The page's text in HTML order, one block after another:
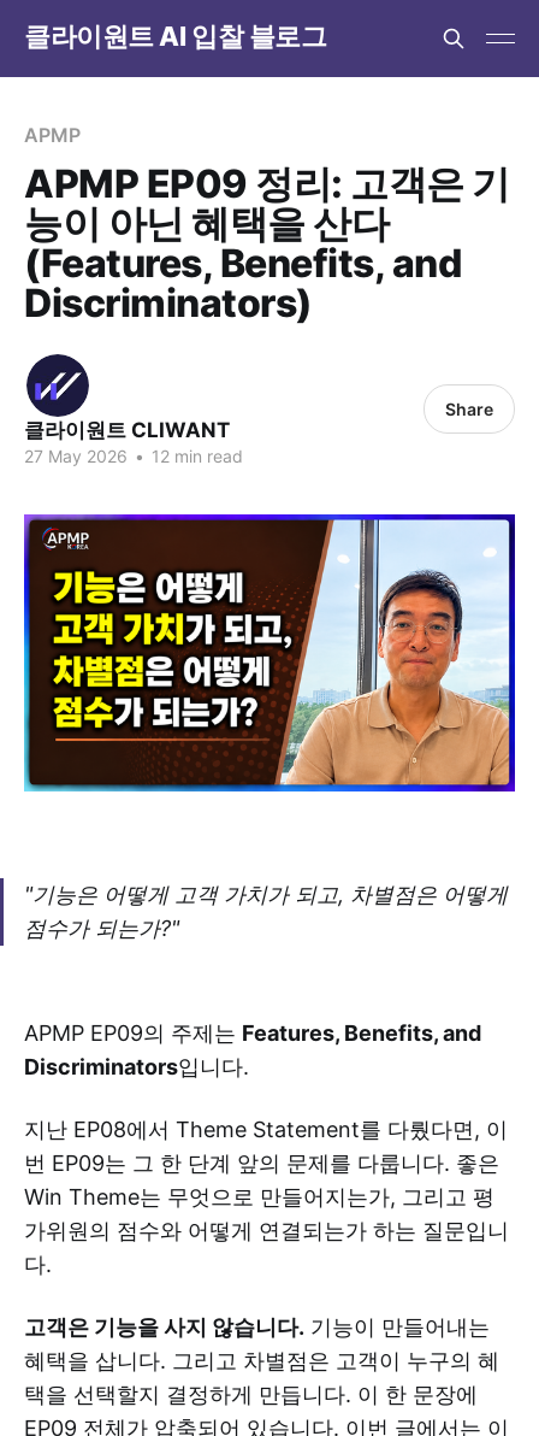
클라이원트 AI 입찰 블로그
APMP
APMP EP09 정리: 고객은 기
능이 아닌 혜택을 산다
(Features, Benefits, and
Discriminators)
클라이원트 CLIWANT
27 May 2026 • 12 min read
Share
"기능은 어떻게 고객 가치가 되고, 차별점은 어떻게
점수가 되는가?"
APMP EP09의 주제는 Features, Benefits, and
Discriminators입니다.
지난 EP08에서 Theme Statement를 다뤘다면, 이
번 EP09는 그 한 단계 앞의 문제를 다룹니다. 좋은
Win Theme는 무엇으로 만들어지는가, 그리고 평
가위원의 점수와 어떻게 연결되는가 하는 질문입니
다.
고객은 기능을 사지 않습니다. 기능이 만들어내는
혜택을 삽니다. 그리고 차별점은 고객이 누구의 혜
택을 선택할지 결정하게 만듭니다. 이 한 문장에
EP09 전체가 압축되어 있습니다. 이번 글에서는 이